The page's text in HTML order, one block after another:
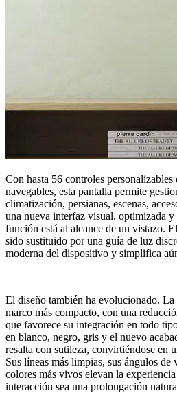
Con hasta 56 controles
navegables, esta pantalla permite
climatización, persianas, escenas,
una nueva interfaz visual, optimizada
función está al alcance de un vistazo.
sido sustituido por una guía de luz
moderna del dispositivo y simplifica
El diseño también ha evolucionado.
marco más compacto, con una
que favorece su integración en todo
en blanco, negro, gris y el nuevo
resalta con sutileza, convirtiéndose en
Sus líneas más limpias, sus ángulos de
colores más vivos elevan la
interacción sea una prolongación